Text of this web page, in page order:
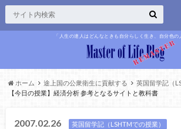
「人生の達人はどんなときも自分らしく生き、自分色の
ホーム 途上国の公衆衛生に貢献する
英国留学記（
【今日の授業】経済分析 参考となるサイトと教科書
2007.02.26 英国留学記（LSHTMでの授業）